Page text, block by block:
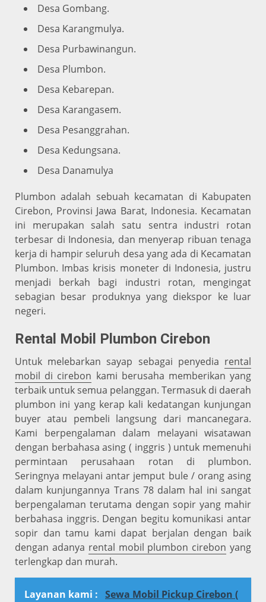
Desa Gombang.
Desa Karangmulya.
Desa Purbawinangun.
Desa Plumbon.
Desa Kebarepan.
Desa Karangasem.
Desa Pesanggrahan.
Desa Kedungsana.
Desa Danamulya
Plumbon adalah sebuah kecamatan di Kabupaten
Cirebon, Provinsi Jawa Barat, Indonesia. Kecamatan
ini merupakan salah satu sentra industri rotan
terbesar di Indonesia, dan menyerap ribuan tenaga
kerja di hampir seluruh desa yang ada di Kecamatan
Plumbon. Imbas krisis moneter di Indonesia, justru
menjadi berkah bagi industri rotan, mengingat
sebagian besar produknya yang diekspor ke luar
negeri.
Rental Mobil Plumbon Cirebon
Untuk melebarkan sayap sebagai penyedia rental
mobil di cirebon kami berusaha memberikan yang
terbaik untuk semua pelanggan. Termasuk di daerah
plumbon ini yang kerap kali kedatangan kunjungan
buyer atau pembeli langsung dari mancanegara.
Kami berpengalaman dalam melayani wisatawan
dengan berbahasa asing ( inggris ) untuk memenuhi
permintaan perusahaan rotan di plumbon.
Seringnya melayani antar jemput bule / orang asing
dalam kunjungannya Trans 78 dalam hal ini sangat
berpengalaman terutama dengan sopir yang mahir
berbahasa inggris. Dengan begitu komunikasi antar
sopir dan tamu kami dapat berjalan dengan baik
dengan adanya rental mobil plumbon cirebon yang
terlengkap dan murah.
Layanan kami : Sewa Mobil Pickup Cirebon (